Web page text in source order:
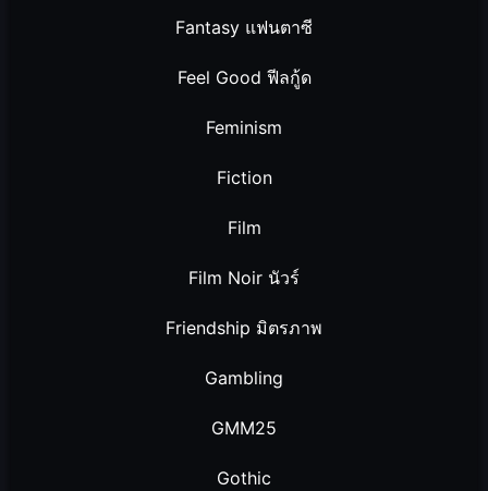
Fantasy แฟนตาซี
Feel Good ฟีลกู้ด
Feminism
Fiction
Film
Film Noir นัวร์
Friendship มิตรภาพ
Gambling
GMM25
Gothic